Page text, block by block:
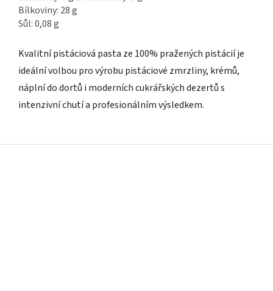
Bílkoviny: 28 g
Sůl: 0,08 g
Kvalitní pistáciová pasta ze 100% pražených pistácií je
ideální volbou pro výrobu pistáciové zmrzliny, krémů,
náplní do dortů i moderních cukrářských dezertů s
intenzivní chutí a profesionálním výsledkem.